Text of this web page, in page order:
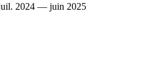
2024 — juin 2025